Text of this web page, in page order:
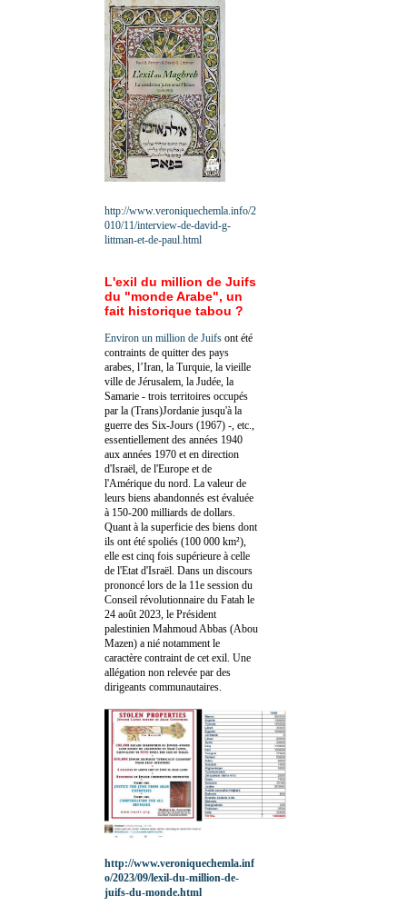
http://www.veroniquechemla.info/2
010/11/interview-de-david-g-
littman-et-de-paul.html
L'exil du million de Juifs
du "monde Arabe", un
fait historique tabou ?
Environ un million de Juifs ont été
contraints de quitter des pays
arabes, l’Iran, la Turquie, la vieille
ville de Jérusalem, la Judée, la
Samarie - trois territoires occupés
par la (Trans)Jordanie jusqu'à la
guerre des Six-Jours (1967) -, etc.,
essentiellement des années 1940
aux années 1970 et en direction
d'Israël, de l'Europe et de
l'Amérique du nord. La valeur de
leurs biens abandonnés est évaluée
à 150-200 milliards de dollars.
Quant à la superficie des biens dont
ils ont été spoliés (100 000 km²),
elle est cinq fois supérieure à celle
de l'Etat d'Israël. Dans un discours
prononcé lors de la 11e session du
Conseil révolutionnaire du Fatah le
24 août 2023, le Président
palestinien Mahmoud Abbas (Abou
Mazen) a nié notamment le
caractère contraint de cet exil. Une
allégation non relevée par des
dirigeants communautaires.
http://www.veroniquechemla.inf
o/2023/09/lexil-du-million-de-
juifs-du-monde.html